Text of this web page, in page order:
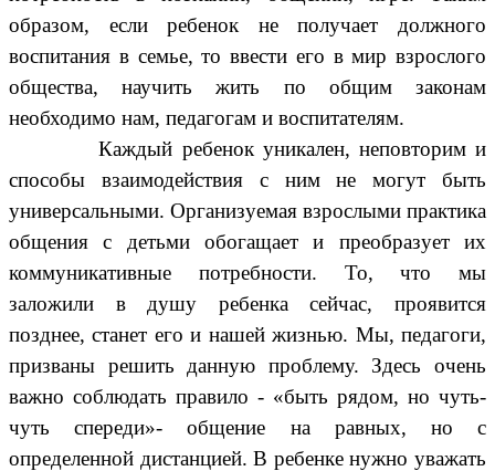
образом, если ребенок не получает должного
воспитания в семье, то ввести его в мир взрослого
общества, научить жить по общим законам
необходимо нам, педагогам и воспитателям.
Каждый ребенок уникален, неповторим и
способы взаимодействия с ним не могут быть
универсальными. Организуемая взрослыми практика
общения с детьми обогащает и преобразует их
коммуникативные потребности. То, что мы
заложили в душу ребенка сейчас, проявится
позднее, станет его и нашей жизнью. Мы, педагоги,
призваны решить данную проблему. Здесь очень
важно соблюдать правило - «быть рядом, но чуть-
чуть спереди»-общение на равных, но с
определенной дистанцией. В ребенке нужно уважать